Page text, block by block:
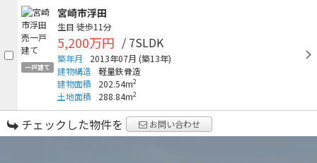
一戸建て
宮崎市浮田
生目 徒歩11分
5,200万円 / 7SLDK
築年月 2013年07月 (築13年)
建物構造 軽量鉄骨造
建物面積
202.54m2
土地面積 288.84m2
チェックした物件を お問い合わせ